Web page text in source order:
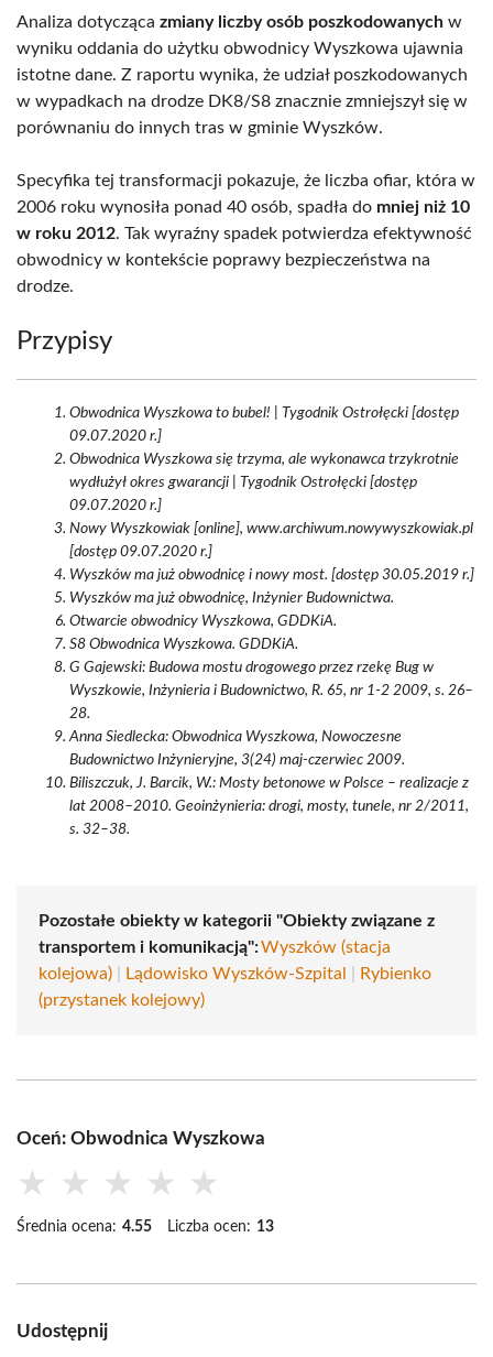
Analiza dotycząca zmiany liczby osób poszkodowanych w
wyniku oddania do użytku obwodnicy Wyszkowa ujawnia
istotne dane. Z raportu wynika, że udział poszkodowanych
w wypadkach na drodze DK8/S8 znacznie zmniejszył się w
porównaniu do innych tras w gminie Wyszków.
Specyfika tej transformacji pokazuje, że liczba ofiar, która w
2006 roku wynosiła ponad 40 osób, spadła do mniej niż 10
w roku 2012. Tak wyraźny spadek potwierdza efektywność
obwodnicy w kontekście poprawy bezpieczeństwa na
drodze.
Przypisy
Obwodnica Wyszkowa to bubel! | Tygodnik Ostrołęcki [dostęp
09.07.2020 r.]
Obwodnica Wyszkowa się trzyma, ale wykonawca trzykrotnie
wydłużył okres gwarancji | Tygodnik Ostrołęcki [dostęp
09.07.2020 r.]
Nowy Wyszkowiak [online], www.archiwum.nowywyszkowiak.pl
[dostęp 09.07.2020 r.]
Wyszków ma już obwodnicę i nowy most. [dostęp 30.05.2019 r.]
Wyszków ma już obwodnicę, Inżynier Budownictwa.
Otwarcie obwodnicy Wyszkowa, GDDKiA.
S8 Obwodnica Wyszkowa. GDDKiA.
G Gajewski: Budowa mostu drogowego przez rzekę Bug w
Wyszkowie, Inżynieria i Budownictwo, R. 65, nr 1-2 2009, s. 26–
28.
Anna Siedlecka: Obwodnica Wyszkowa, Nowoczesne
Budownictwo Inżynieryjne, 3(24) maj-czerwiec 2009.
Biliszczuk, J. Barcik, W.: Mosty betonowe w Polsce – realizacje z
lat 2008–2010. Geoinżynieria: drogi, mosty, tunele, nr 2/2011,
s. 32–38.
Pozostałe obiekty w kategorii "Obiekty związane z
transportem i komunikacją":Wyszków (stacja
kolejowa)
Lądowisko Wyszków-Szpital
Rybienko
(przystanek kolejowy)
Oceń: Obwodnica Wyszkowa
★ ★ ★ ★ ★
Średnia ocena: 4.55 Liczba ocen: 13
Udostępnij